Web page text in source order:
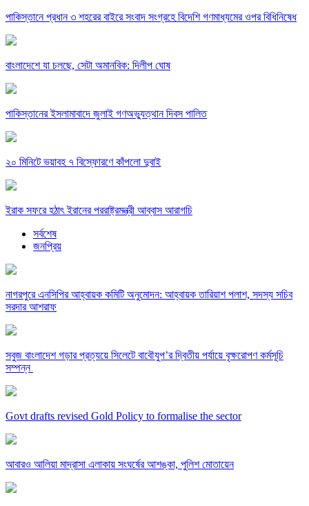
পাকিস্তানে প্রধান ৩ শহরের বাইরে সংবাদ সংগ্রহে বিদেশি গণমাধ্যমের ওপর বিধিনিষেধ
বাংলাদেশে যা চলছে, সেটা অমানবিক: দিলীপ ঘোষ
পাকিস্তানের ইসলামাবাদে জুলাই গণঅভ্যুত্থান দিবস পালিত
২০ মিনিটে ভয়াবহ ৭ বিস্ফোরণে কাঁপলো দুবাই
ইরাক সফরে হঠাৎ ইরানের পররাষ্ট্রমন্ত্রী আব্বাস আরাগচি
সর্বশেষ
জনপ্রিয়
নাগরপুরে এনসিপির আহ্বায়ক কমিটি অনুমোদন: আহ্বায়ক তারিয়াশ পলাশ, সদস্য সচিব
সরদার আশরাফ
সবুজ বাংলাদেশ গড়ার প্রত্যয়ে সিলেটে বাবৌযুপ’র দ্বিতীয় পর্যায়ে বৃক্ষরোপণ কর্মসূচি
সম্পন্ন
Govt drafts revised Gold Policy to formalise the sector
আবারও আলিয়া মাদ্রাসা এলাকায় সংঘর্ষের আশঙ্কা, পুলিশ মোতায়েন